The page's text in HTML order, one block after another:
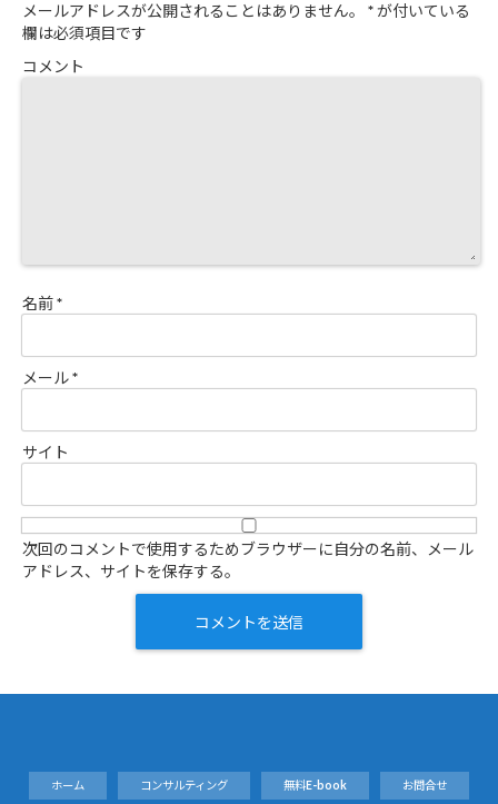
メールアドレスが公開されることはありません。 *が付いている
欄は必須項目です
コメント
名前*
メール*
サイト
次回のコメントで使用するためブラウザーに自分の名前、メール
アドレス、サイトを保存する。
ホーム コンサルティング 無料E-book お問合せ